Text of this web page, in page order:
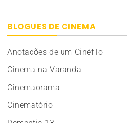
BLOGUES DE CINEMA
Anotações de um Cinéfilo
Cinema na Varanda
Cinemaorama
Cinematório